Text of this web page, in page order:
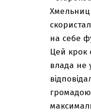
на себе
Цей крок
влада не
громадою